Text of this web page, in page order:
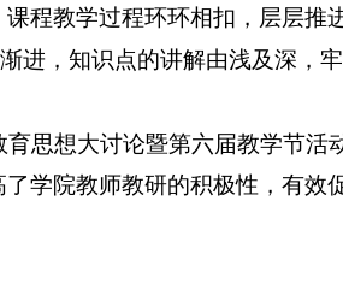
程教学过程环环相扣，层层推
进，知识点的讲解由浅及深，
思想大讨论暨第六届教学节活
学院教师教研的积极性，有效